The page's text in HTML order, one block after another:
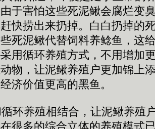
于害怕这些死泥鳅会腐烂变
快捞出来扔掉。白白扔掉的
死泥鳅代替饲料养鲶鱼，这
用循环养殖方式，不用增加
物，让泥鳅养殖户更加锦上
济价值更高的黑鱼。
环养殖相结合，让泥鳅养殖
很多的综合立体的养殖模式